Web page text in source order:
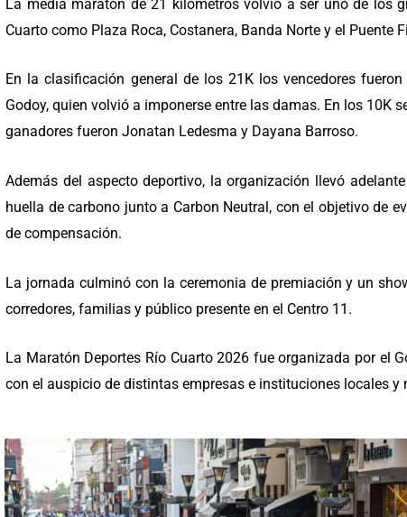
La media maratón de 21 kilómetros volvió a ser uno de los
Cuarto como Plaza Roca, Costanera, Banda Norte y el Puente
En la clasificación general de los 21K los vencedores
Godoy, quien volvió a imponerse entre las damas. En los 10K
ganadores fueron Jonatan Ledesma y Dayana Barroso.
Además del aspecto deportivo, la organización llevó
huella de carbono junto a Carbon Neutral, con el objetivo de
de compensación.
La jornada culminó con la ceremonia de premiación y un
corredores, familias y público presente en el Centro 11.
La Maratón Deportes Río Cuarto 2026 fue organizada por el
con el auspicio de distintas empresas e instituciones locales y